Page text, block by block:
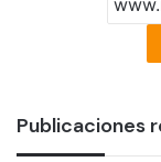
Publicaciones